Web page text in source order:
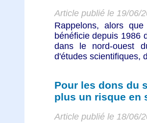
Article publié le 19/06/
Rappelons, alors
bénéficie depuis 1986
dans le nord-ouest
d'études scientifiques,
Pour les dons du
plus un risque en
Article publié le 18/06/